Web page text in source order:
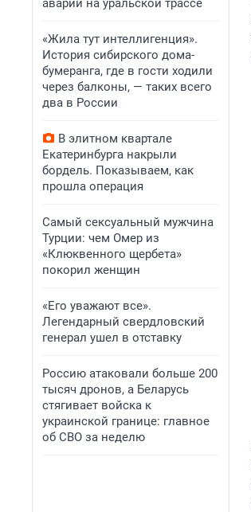
аварии на уральской трассе
«Жила тут интеллигенция».
История сибирского дома-
бумеранга, где в гости ходили
через балконы, — таких всего
два в России
В элитном квартале
Екатеринбурга накрыли
бордель. Показываем, как
прошла операция
Самый сексуальный мужчина
Турции: чем Омер из
«Клюквенного щербета»
покорил женщин
«Его уважают все».
Легендарный свердловский
генерал ушел в отставку
Россию атаковали больше 200
тысяч дронов, а Беларусь
стягивает войска к
украинской границе: главное
об СВО за неделю